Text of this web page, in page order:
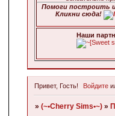
Помоги построить
Кликни сюда!
Наши
Привет, Гость! Войдите
» (~•Cherry Sims•~) »